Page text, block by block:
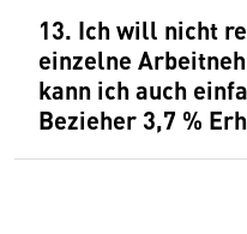
13. Ich will nicht
einzelne
kann ich auch
Bezieher 3,7 %